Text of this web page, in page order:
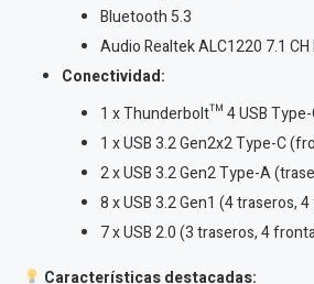
Bluetooth 5.3
Audio Realtek ALC1220 7.1
Conectividad:
1 x Thunderbolt™ 4 USB
1 x USB 3.2 Gen2x2 Type-C
2 x USB 3.2 Gen2 Type-A
8 x USB 3.2 Gen1 (4 traseros,
7 x USB 2.0 (3 traseros, 4
Características destacadas: